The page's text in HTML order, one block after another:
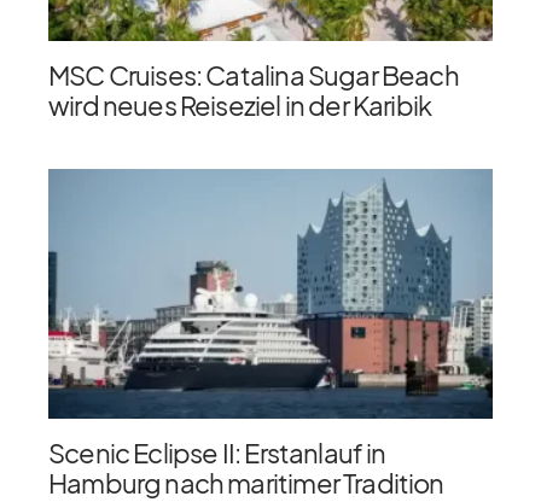
MSC Cruises: Catalina Sugar Beach
wird neues Reiseziel in der Karibik
Scenic Eclipse II: Erstanlauf in
Hamburg nach maritimer Tradition